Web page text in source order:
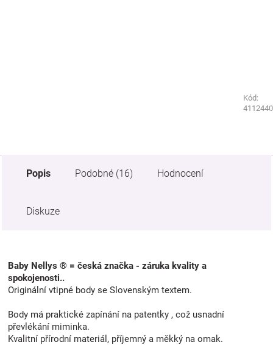
Kód:
Kód:
Popis Podobné (16) Hodnocení
Diskuze
Baby Nellys ® = česká značka - záruka kvality a
spokojenosti..
Originální vtipné body se Slovenským textem.
Body má praktické zapínání na patentky , což usnadní
převlékání miminka.
Kvalitní přírodní materiál, příjemný a měkký na omak.